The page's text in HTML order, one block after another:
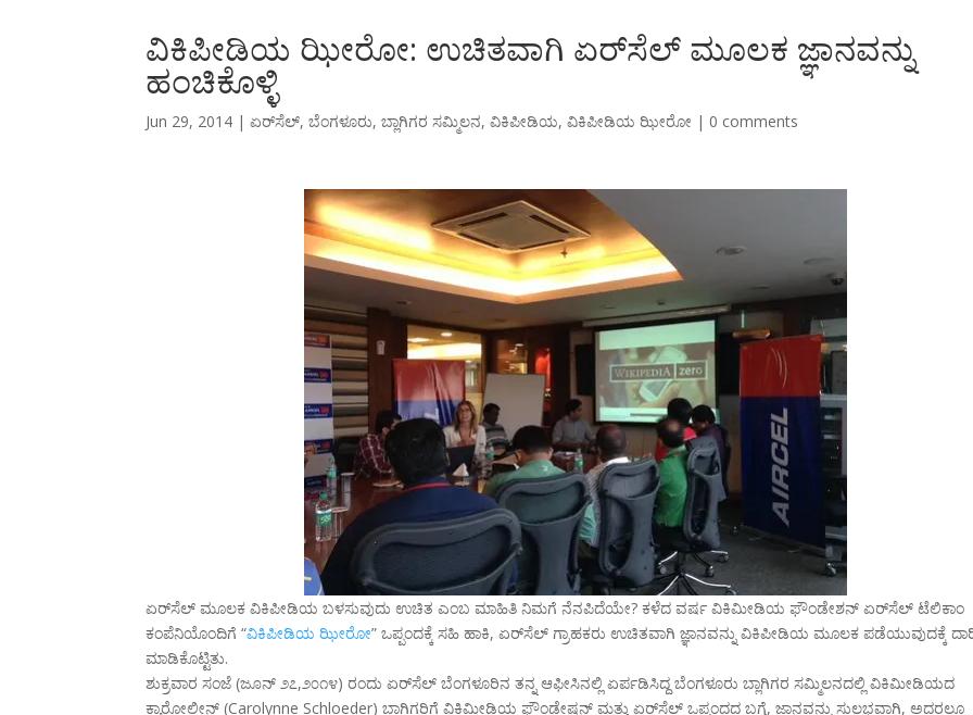
ವಿಕಿಪೀಡಿಯ ಝೀರೋ: ಉಚಿತವಾಗಿ ಏರ್‌ಸೆಲ್ ಮೂಲಕ ಜ್ಞಾನವನ್ನು
ಹಂಚಿಕೊಳ್ಳಿ
Jun 29, 2014 |ಏರ್‌ಸೆಲ್,ಬೆಂಗಳೂರು,ಬ್ಲಾಗಿಗರ ಸಮ್ಮಿಲನ,ವಿಕಿಪೀಡಿಯ,ವಿಕಿಪೀಡಿಯ ಝೀರೋ | 0 comments
ಏರ್‌ಸೆಲ್ ಮೂಲಕ ವಿಕಿಪೀಡಿಯ ಬಳಸುವುದು ಉಚಿತ ಎಂಬ ಮಾಹಿತಿ ನಿಮಗೆ ನೆನಪಿದೆಯೇ? ಕಳೆದ ವರ್ಷ ವಿಕಿಮೀಡಿಯ ಫೌಂಡೇಶನ್ ಏರ್‌ಸೆಲ್ ಟೆಲಿಕಾಂ
ಕಂಪೆನಿಯೊಂದಿಗೆ “ವಿಕಿಪೀಡಿಯ ಝೀರೋ” ಒಪ್ಪಂದಕ್ಕೆ ಸಹಿ ಹಾಕಿ, ಏರ್‌ಸೆಲ್ ಗ್ರಾಹಕರು ಉಚಿತವಾಗಿ ಜ್ಞಾನವನ್ನು ವಿಕಿಪೀಡಿಯ ಮೂಲಕ ಪಡೆಯುವುದಕ್ಕೆ
ಮಾಡಿಕೊಟ್ಟಿತು.
ಶುಕ್ರವಾರ ಸಂಜೆ (ಜೂನ್ ೨೭,೨೦೧೪) ರಂದು ಏರ್‌ಸೆಲ್ ಬೆಂಗಳೂರಿನ ತನ್ನ ಆಫೀಸಿನಲ್ಲಿ ಏರ್ಪಡಿಸಿದ್ದ ಬೆಂಗಳೂರು ಬ್ಲಾಗಿಗರ ಸಮ್ಮಿಲನದಲ್ಲಿ ವಿಕಿಮೀಡಿಯದ
ಕ್ಯಾರೋಲೀನ್ (Carolynne Schloeder) ಬ್ಲಾಗಿಗರಿಗೆ ವಿಕಿಮೀಡಿಯ ಫೌಂಡೇಷನ್ ಮತ್ತು ಏರ್‌ಸೆಲ್ ಒಪ್ಪಂದದ ಬಗ್ಗೆ, ಜ್ಞಾನವನ್ನು ಸುಲಭವಾಗಿ, ಅದರಲ್ಲೂ